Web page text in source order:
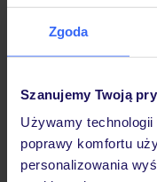
Zgoda
Szanujemy Twoją
Używamy
poprawy komfortu
personalizowania
Wyżywienie
Atrakcje